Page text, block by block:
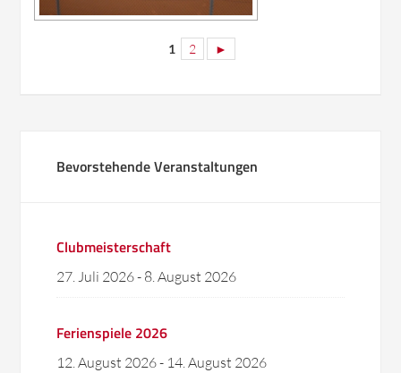
1 2 ►
Bevorstehende Veranstaltungen
Clubmeisterschaft
27. Juli 2026- 8. August 2026
Ferienspiele 2026
12. August 2026- 14. August 2026